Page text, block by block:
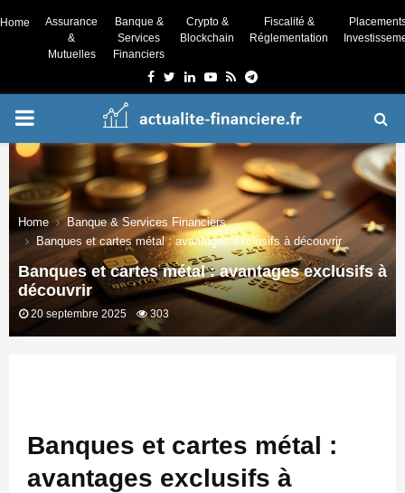
Home
Assurance
&
Mutuelles
Banque &
Services
Financiers
Crypto &
Blockchain
Fiscalité &
Réglementation
Facebook
Twitter
LinkedinYoutube
RssTelegram
PRIMARY
MENU
Home
Banque & Services Financiers
Banques et cartes métal : avantages exclusifs à découvrir
Banques et cartes métal : avantages exclusifs à
découvrir
20 septembre 2025 303
Banques et cartes métal :
avantages exclusifs à